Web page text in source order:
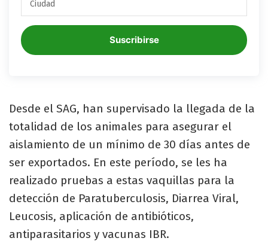
Suscribirse
Desde el SAG, han supervisado la llegada de la
totalidad de los animales para asegurar el
aislamiento de un mínimo de 30 días antes de
ser exportados. En este período, se les ha
realizado pruebas a estas vaquillas para la
detección de Paratuberculosis, Diarrea Viral,
Leucosis, aplicación de antibióticos,
antiparasitarios y vacunas IBR.